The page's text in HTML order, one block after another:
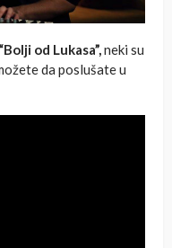
od Lukasa”,neki su
da poslušate u